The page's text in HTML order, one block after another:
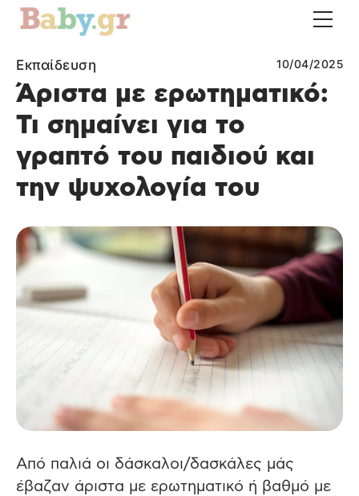
Εκπαίδευση 10/04/2025
Άριστα με ερωτηματικό:
Τι σημαίνει για το
γραπτό του παιδιού και
την ψυχολογία του
Από παλιά οι δάσκαλοι/δασκάλες μάς
έβαζαν άριστα με ερωτηματικό ή βαθμό με